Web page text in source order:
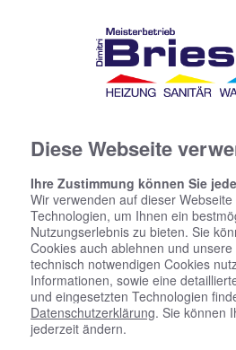
Diese Webseite
Ihre Zustimmung können Sie
Wir verwenden auf dieser
Technologien, um Ihnen ein
Nutzungserlebnis zu bieten. Sie
Cookies auch ablehnen und
technisch notwendigen Cookies
Informationen, sowie eine
und eingesetzten Technologien
Datenschutzerklärung. Sie können
jederzeit ändern.